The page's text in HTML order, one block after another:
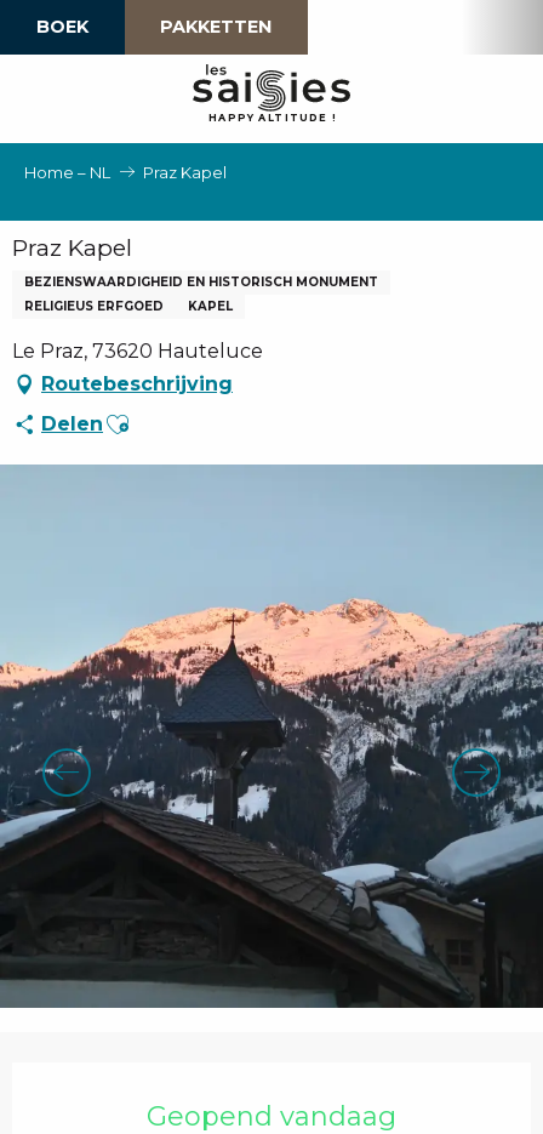
BOEK PAKKETTEN
HAPPY ALTI TU D E !
Home – NL Praz Kapel
Praz Kapel
BEZIENSWAARDIGHEID EN HISTORISCH MONUMENT
RELIGIEUS ERFGOED
KAPEL
Le Praz, 73620 Hauteluce
Routebeschrijving
Delen Ajouter aux favoris
Geopend vandaag